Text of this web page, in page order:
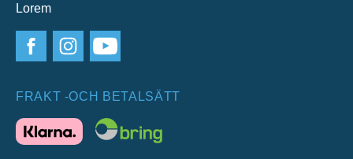
Lorem
FRAKT -OCH BETALSÄTT